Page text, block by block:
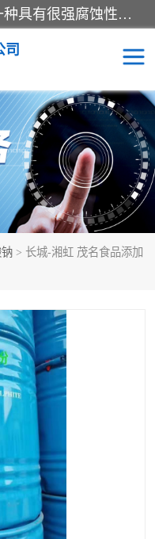
氢氧化钠化学式为NaOH，为一种具有很强腐蚀性的强碱，一般为片状或颗粒形态，易溶于水(溶于水时放热)并形成碱性溶液，另有潮解性，易吸取空气中的水蒸气(潮解)和(变质)。NaOH是化学实验室其中一种必备的化学品，亦为常见的化工品之一。纯品是无色透明的晶体。密度2.130g/cm3。熔点318.4℃。沸点1390℃。工业品含有少量的氯化和碳酸，是白色不透明的晶体。
司
> 长城-湘虹 茂名食品添加
氧化钠
代硫酸钠
醋酸钠
磷酸二氢二钠
水葡萄糖
水柠檬酸
葡萄糖酸钠
磷酸二氢钾
聚磷酸钠
业白糖